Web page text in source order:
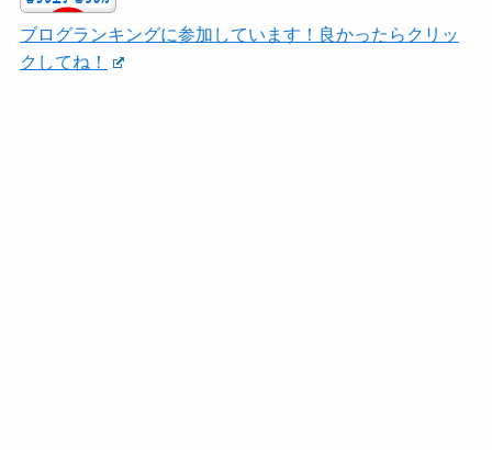
ブログランキングに参加しています！良かったらクリッ
クしてね！